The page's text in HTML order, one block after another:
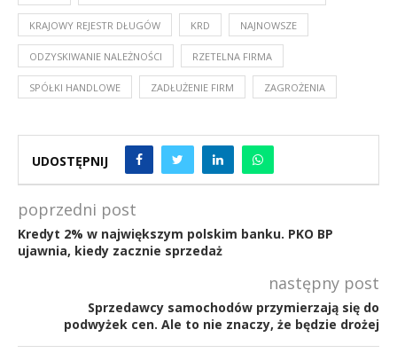
KRAJOWY REJESTR DŁUGÓW KRD NAJNOWSZE
ODZYSKIWANIE NALEŻNOŚCI RZETELNA FIRMA
SPÓŁKI HANDLOWE ZADŁUŻENIE FIRM ZAGROŻENIA
UDOSTĘPNIJ
poprzedni post
Kredyt 2% w największym polskim banku. PKO BP
ujawnia, kiedy zacznie sprzedaż
następny post
Sprzedawcy samochodów przymierzają się do
podwyżek cen. Ale to nie znaczy, że będzie drożej